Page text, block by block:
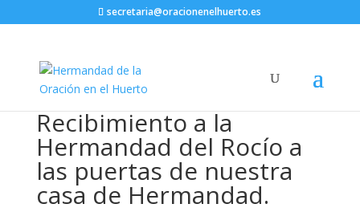
secretaria@oracionenelhuerto.es
Recibimiento a la
Hermandad del Rocío a
las puertas de nuestra
casa de Hermandad.